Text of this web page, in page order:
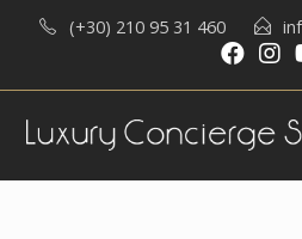
(+30) 210 95 31 460